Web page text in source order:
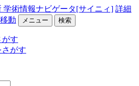
学術情報ナビゲータ[サイニィ] 詳細
動 メニュー 検索
がす
がす